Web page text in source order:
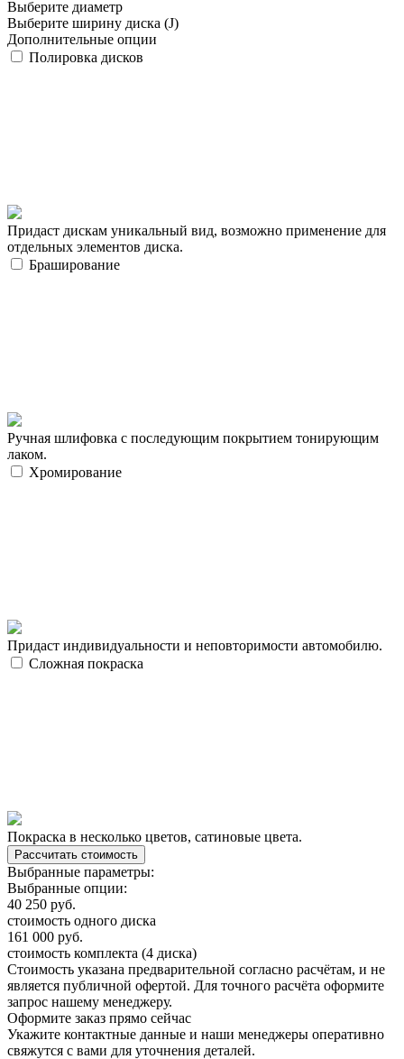
Выберите диаметр
Выберите ширину диска (J)
Дополнительные опции
Полировка дисков
Придаст дискам уникальный вид, возможно применение для
отдельных элементов диска.
Браширование
Ручная шлифовка с последующим покрытием тонирующим
лаком.
Хромирование
Придаст индивидуальности и неповторимости автомобилю.
Сложная покраска
Покраска в несколько цветов, сатиновые цвета.
Выбранные параметры:
Выбранные опции:
40 250 руб.
стоимость одного диска
161 000 руб.
стоимость комплекта (4 диска)
Стоимость указана предварительной согласно расчётам, и не
является публичной офертой. Для точного расчёта оформите
запрос нашему менеджеру.
Оформите заказ прямо сейчас
Укажите контактные данные и наши менеджеры оперативно
свяжутся с вами для уточнения деталей.